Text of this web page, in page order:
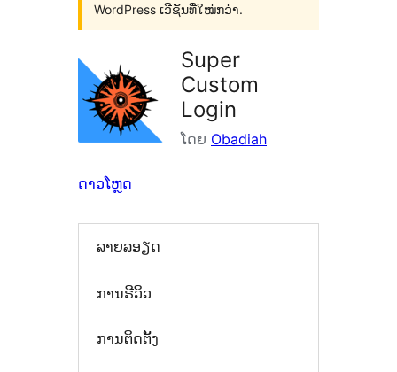
WordPress ເວີຊັນທີ່ໃໝ່ກວ່າ.
Super
Custom
Login
ໂດຍ Obadiah
ດາວໂຫຼດ
ລາຍລອຽດ
ການຣີວິວ
ການຕິດຕັ້ງ